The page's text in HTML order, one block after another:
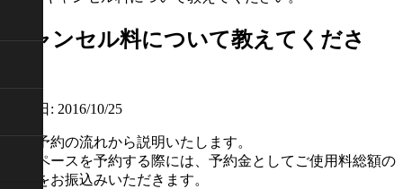
キャンセル料について教えてくださ
公開日: 2016/10/25
まず予約の流れから説明いたします。
当スペースを予約する際には、予約金としてご使用料総額の
30％をお振込みいただきます。